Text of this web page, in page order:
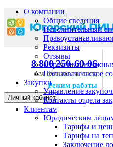
8 800 250-60-06
для физических лиц
Режим работы
Личный кабинет
О компании
Общие сведения
Исполнительный
Реквизиты
Отзывы
Перечень
Пользовательское
Закупки
Управление
Контакты отдела
Клиентам
Юридическим
Тарифы и
Тарифы на
Заключение